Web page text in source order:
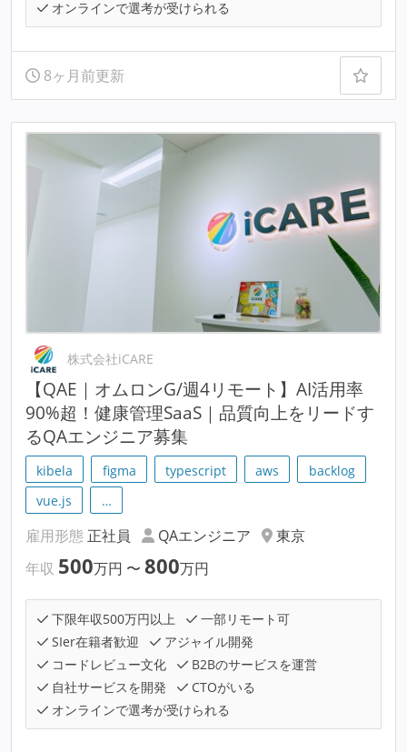
オンラインで選考が受けられる
8ヶ月前更新
株式会社iCARE
【QAE｜オムロンG/週4リモート】AI活用率
90%超！健康管理SaaS｜品質向上をリードす
るQAエンジニア募集
kibela figma typescript aws
backlog
vue.js
…
雇用形態 正社員 QAエンジニア
東京
年収 500万円 〜 800万円
下限年収500万円以上
一部リモート可
SIer在籍者歓迎
アジャイル開発
コードレビュー文化
B2Bのサービスを運営
自社サービスを開発
CTOがいる
オンラインで選考が受けられる